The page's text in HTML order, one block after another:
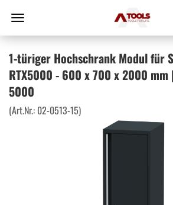
1-türiger Hochschrank Modul für
RTX5000 - 600 x 700 x 2000 mm |
5000
(Art.Nr.: 02-0513-15)